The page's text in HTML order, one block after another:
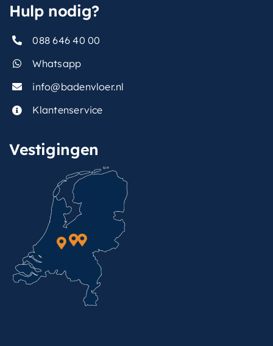
Hulp nodig?
088 646 40 00
Whatsapp
info@badenvloer.nl
Klantenservice
Vestigingen